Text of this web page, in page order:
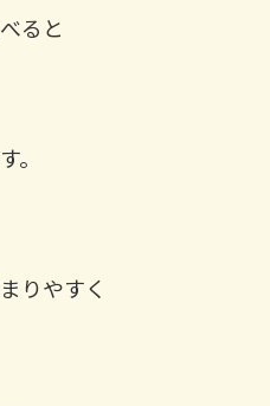
ると
。
りやすく